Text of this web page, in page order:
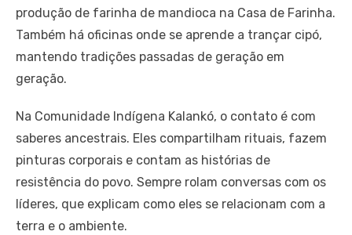
produção de farinha de mandioca na Casa de Farinha.
Também há oficinas onde se aprende a trançar cipó,
mantendo tradições passadas de geração em
geração.
Na Comunidade Indígena Kalankó, o contato é com
saberes ancestrais. Eles compartilham rituais, fazem
pinturas corporais e contam as histórias de
resistência do povo. Sempre rolam conversas com os
líderes, que explicam como eles se relacionam com a
terra e o ambiente.